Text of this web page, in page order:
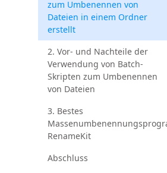
zum Umbenennen von
Dateien in einem Ordner
erstellt
2. Vor- und Nachteile der
Verwendung von Batch-
Skripten zum Umbenennen
von Dateien
3. Bestes
RenameKit
Abschluss